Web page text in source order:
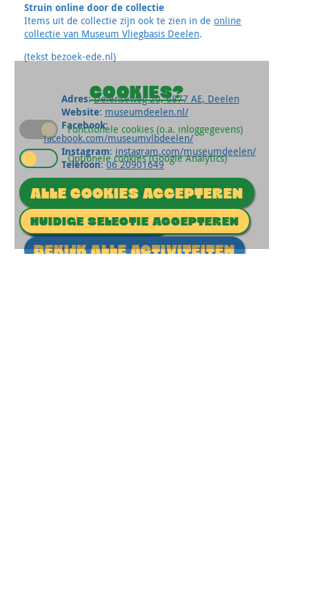
Struin online door de collectie
Items uit de collectie zijn ook te zien in de online
collectie van Museum Vliegbasis Deelen.
(tekst bezoek-ede.nl)
Adres:Delenseweg 20, 6877 AE, Deelen
Website: museumdeelen.nl/
Facebook:
facebook.com/museumvlbdeelen/
Instagram: instagram.com/museumdeelen/
Telefoon:06 20901649
STUUR EEN MAIL
BEKIJK ALLE ACTIVITEITEN
COOKIES?
Functionele cookies (o.a. inloggegevens)
Optionele cookies (Google Analytics)
ALLE COOKIES ACCEPTEREN
HUIDIGE SELECTIE ACCEPTEREN